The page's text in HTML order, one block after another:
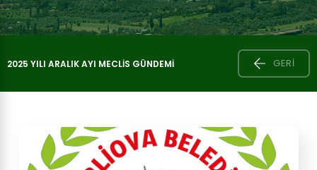
2025 YILI ARALIK AYI MECLIS GÜNDEMI GERI